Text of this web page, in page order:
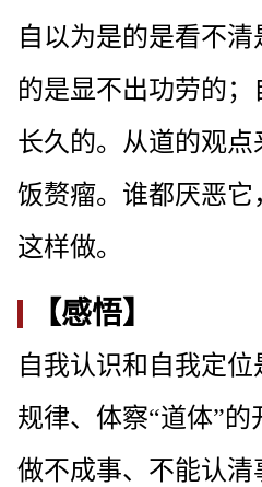
自以为是的是看不
的是显不出功劳的
长久的。从道的观点
饭赘瘤。谁都厌恶
这样做。
【感悟】
自我认识和自我定
规律、体察“道体”的
做不成事、不能认